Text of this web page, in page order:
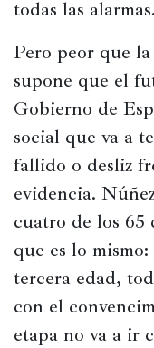
Bebida
Comida
Historia
Concursos
Viajes
lugares
todas las alarmas.
Pero peor que
supone que el
Gobierno de
social que va a
fallido o desliz
evidencia.
cuatro de los
que es lo
tercera edad,
con el
etapa no va a ir